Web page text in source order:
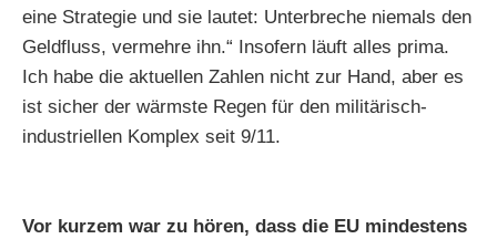
eine Strategie und sie lautet: Unterbreche niemals den
Geldfluss, vermehre ihn.“ Insofern läuft alles prima.
Ich habe die aktuellen Zahlen nicht zur Hand, aber es
ist sicher der wärmste Regen für den militärisch-
industriellen Komplex seit 9/11.
Vor kurzem war zu hören, dass die EU mindestens